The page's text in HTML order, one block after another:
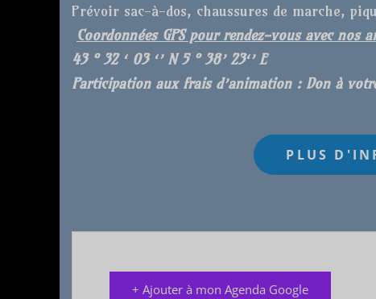
Prévoir sac-à-dos, chaussures de marche,
Coordonnées GPS pour rendez-vous avec nos
43 ° 32 ‘ 03 ‘’ N 5 ° 38’ 23‘’ E
Participation aux frais d’animation : Don à
+ Ajouter à mon Agenda Google